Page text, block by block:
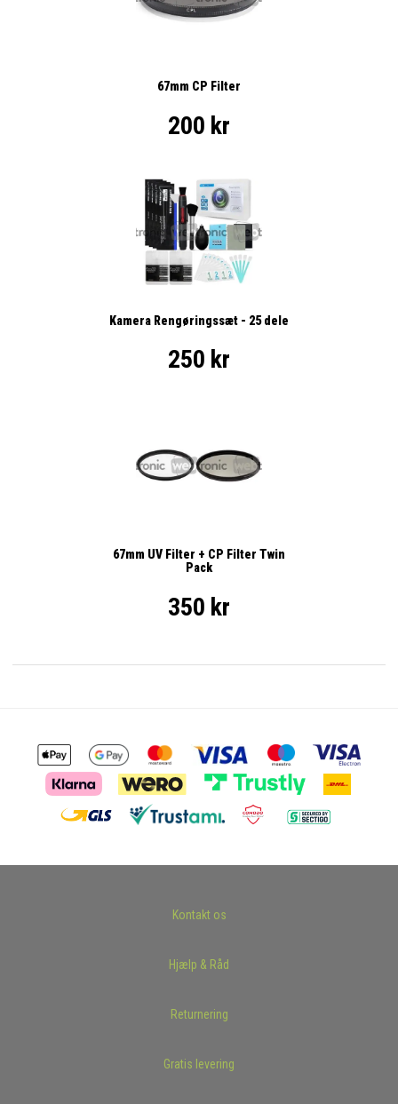
67mm CP Filter
200 kr
Kamera Rengøringssæt - 25 dele
250 kr
67mm UV Filter + CP Filter Twin
Pack
350 kr
Kontakt os
Hjælp & Råd
Returnering
Gratis levering